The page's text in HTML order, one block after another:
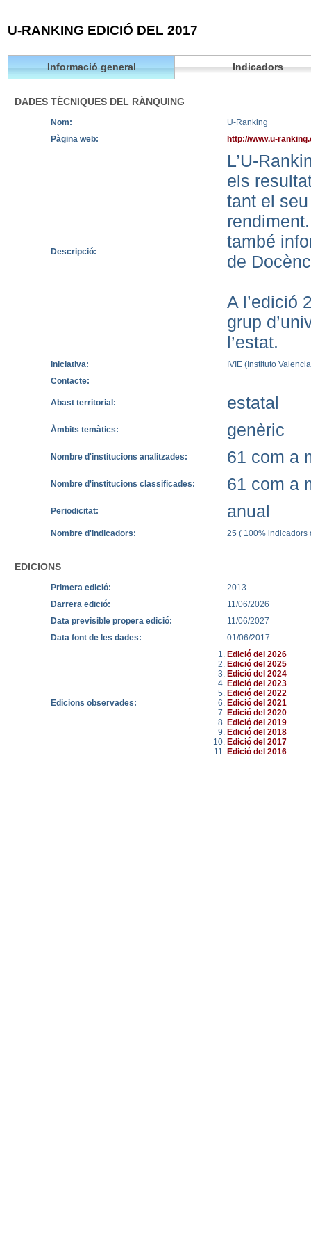
U-RANKING EDICIÓ DEL 2017
Informació general Indicadors
DADES TÈCNIQUES DEL RÀNQUING
Nom:
U-Ranking
Pàgina web:
http://www.u-
Descripció:
L’U-
els
tant el
també
de
A l’edició
grup
l’estat.
Iniciativa:
IVIE (Instituto
Contacte:
Abast territorial: estatal
Àmbits temàtics: genèric
Nombre d'institucions analitzades: 61 com a
Nombre d'institucions classificades: 61 com a
Periodicitat: anual
Nombre d'indicadors: 25 ( 100% indicadors
EDICIONS
Primera edició:
2013
Darrera edició:
11/06/2026
Data previsible propera edició:
11/06/2027
Data font de les dades:
01/06/2017
Edicions observades:
Edició del 2026
Edició del 2025
Edició del 2024
Edició del 2023
Edició del 2022
Edició del 2021
Edició del 2020
Edició del 2019
Edició del 2018
Edició del 2017
Edició del 2016